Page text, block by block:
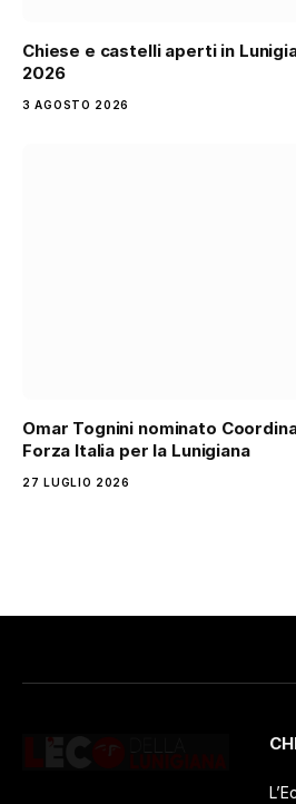
Chiese e castelli aperti in
2026
3 AGOSTO 2026
Omar Tognini nominato
Forza Italia per la Lunigiana
27 LUGLIO 2026